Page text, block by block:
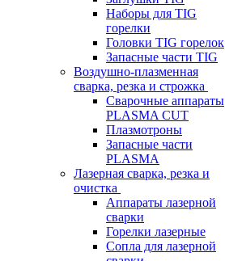
Наборы для TIG
горелки
Головки TIG горелок
Запасные части TIG
Воздушно-плазменная
сварка, резка и строжка
Сварочные аппараты
PLASMA CUT
Плазмотроны
Запасные части
PLASMA
Лазерная сварка, резка и
очистка
Аппараты лазерной
сварки
Горелки лазерные
Сопла для лазерной